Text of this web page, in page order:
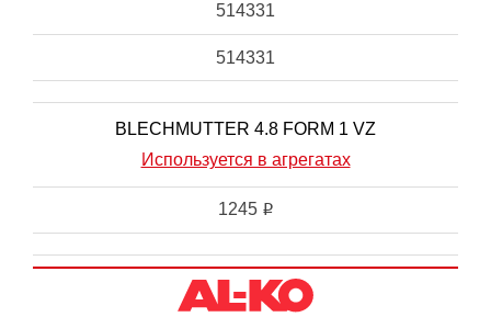
514331
514331
BLECHMUTTER 4.8 FORM 1 VZ
Используется в агрегатах
1245 i